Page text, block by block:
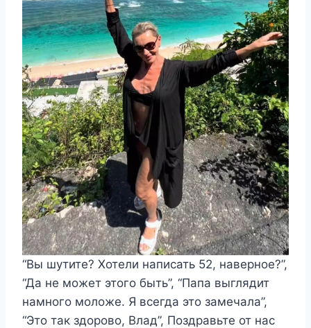
“Вы шутите? Хотели написать 52, наверное?”,
“Да не может этого быть”, “Папа выглядит
намного моложе. Я всегда это замечала”,
“Это так здорово, Влад”, Поздравьте от нас